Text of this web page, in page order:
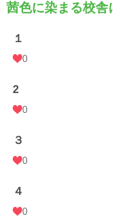
24h.ポイント 0 pt
文字数
月間ポイント
累計ポイント
茜色に染まる校舎
１
0
2
0
３
0
４
0